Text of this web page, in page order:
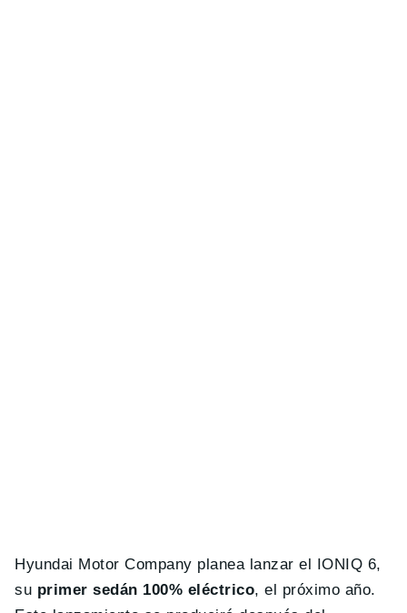
Hyundai Motor Company planea lanzar el IONIQ 6,
su primer sedán 100% eléctrico, el próximo año.